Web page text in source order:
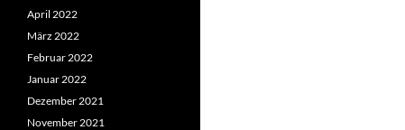
April 2022
März 2022
Februar 2022
Januar 2022
Dezember 2021
November 2021